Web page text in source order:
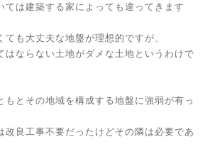
ては建築する家によっても違ってきます
も大丈夫な地盤が理想的ですが、
はならない土地がダメな土地というわけで
もとその地域を構成する地盤に強弱が有っ
改良工事不要だったけどその隣は必要であ